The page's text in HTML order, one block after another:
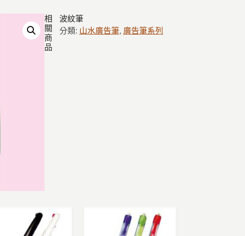
波紋筆
分類: 山水廣告筆, 廣告筆系列
相
關
商
品